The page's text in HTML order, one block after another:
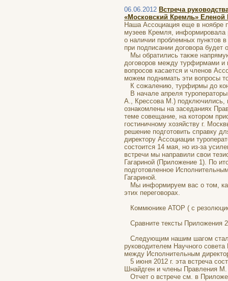
06.06.2012 Встреча
«Московский Кремль» Еленой
Наша Ассоциация еще в ноябре
музеев Кремля, информировала
о наличии проблемных пунктов
при подписании договора будет
Мы обратились также
договоров между турфирмами
вопросов касается и членов
можем поднимать эти вопросы
К сожалению, турфирмы до
В начале апреля
А., Крессова М.) подключились,
ознакомлены на заседаниях
теме совещание, на котором
гостиничному хозяйству г.
решение подготовить справку
директору Ассоциации
состоится 14 мая, но из-за
встречи мы направили свои
Гагариной (Приложение 1). По
подготовленное
Гагариной.
Мы информируем вас о том,
этих переговорах.
Коммюнике АТОР ( с
Сравните тексты Приложения
Следующим нашим шагом
руководителем Научного
между Исполнительным
5 июня 2012 г. эта встреча
Шнайдген и члены Правления
Отчет о встрече см. в